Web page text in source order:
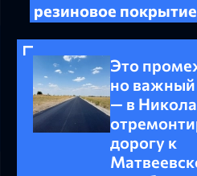
резиновое покрытие
Это
но важный
— в
дорогу к